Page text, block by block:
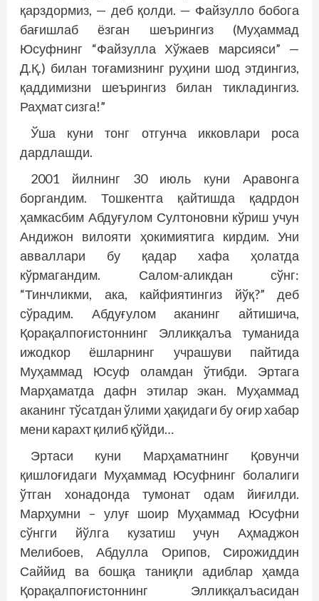
қарздормиз, — деб қолди. — Файзулло бобога
бағишлаб ёзган шеърингиз (Муҳаммад
Юсуфнинг “Файзулла Хўжаев марсияси” —
Д.Қ.) билан тоғамизнинг руҳини шод этдингиз,
қаддимизни шеърингиз билан тикладингиз.
Раҳмат сизга!”
Ўша куни тонг отгунча икковлари роса
дардлашди.
2001 йилнинг 30 июль куни Аравонга
боргандим. Тошкентга қайтишда қадрдон
ҳамкасбим Абдуғулом Султоновни кўриш учун
Андижон вилояти ҳокимиятига кирдим. Уни
авваллари бу қадар хафа ҳолатда
кўрмагандим. Салом-аликдан сўнг:
“Тинчликми, ака, кайфиятингиз йўқ?” деб
сўрадим. Абдуғулом аканинг айтишича,
Қорақалпоғистоннинг Элликқалъа туманида
ижодкор ёшларнинг учрашуви пайтида
Муҳаммад Юсуф оламдан ўтибди. Эртага
Марҳаматда дафн этилар экан. Муҳаммад
аканинг тўсатдан ўлими ҳақидаги бу оғир хабар
мени карахт қилиб қўйди…
Эртаси куни Марҳаматнинг Қовунчи
қишлоғидаги Муҳаммад Юсуфнинг болалиги
ўтган хонадонда тумонат одам йиғилди.
Марҳумни – улуғ шоир Муҳаммад Юсуфни
сўнгги йўлга кузатиш учун Аҳмаджон
Мелибоев, Абдулла Орипов, Сирожиддин
Саййид ва бошқа таниқли адиблар ҳамда
Қорақалпоғистоннинг Элликқалъасидан